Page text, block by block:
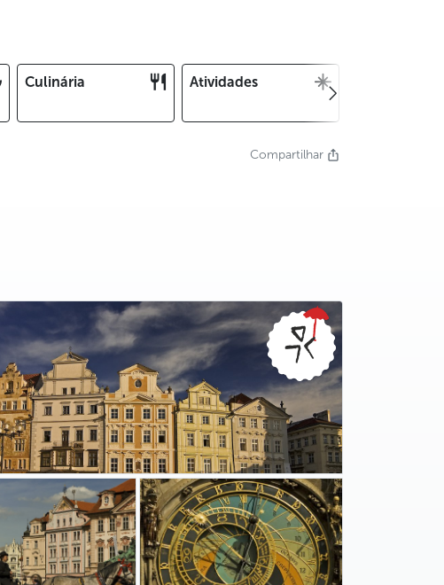
Culinária Atividades
Compartilhar